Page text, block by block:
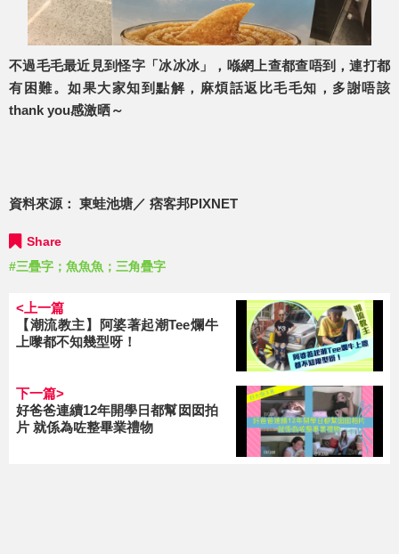
不過毛毛最近見到怪字「冰冰冰」，喺網上查都查唔到，連打都
有困難。如果大家知到點解，麻煩話返比毛毛知，多謝唔該
thank you感激晒～
資料來源： 東蛙池塘／ 痞客邦PIXNET
Share
#三疊字；魚魚魚；三角疊字
<上一篇
【潮流教主】阿婆著起潮Tee爛牛
上嚟都不知幾型呀！
下一篇>
好爸爸連續12年開學日都幫囡囡拍
片 就係為咗整畢業禮物